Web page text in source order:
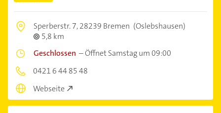
Sperberstr. 7,28239 Bremen (Oslebshausen)
5,8 km
Geschlossen –Öffnet Samstag um 09:00
0421 6 44 85 48
Webseite